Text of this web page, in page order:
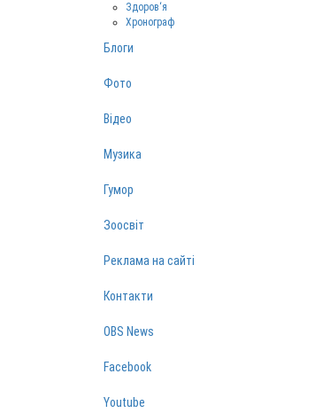
Здоров‘я
Хронограф
Блоги
Фото
Відео
Музика
Гумор
Зоосвіт
Реклама на сайті
Контакти
OBS News
Facebook
Youtube